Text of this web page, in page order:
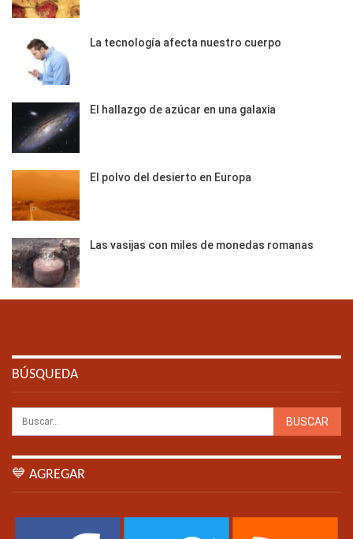
La tecnología afecta nuestro cuerpo
El hallazgo de azúcar en una galaxia
El polvo del desierto en Europa
Las vasijas con miles de monedas romanas
BÚSQUEDA
💙 AGREGAR